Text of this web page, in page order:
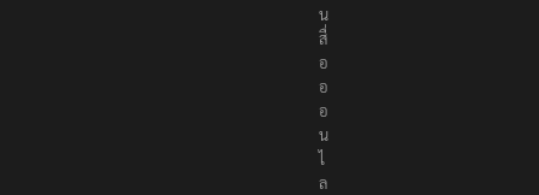
น
สื่
อ
อ
อ
น
ไ
ล